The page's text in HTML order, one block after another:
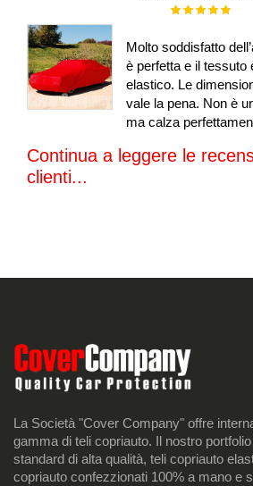
Rating:
Molto soddisfatto
è perfetta e il tessuto
elastico. Le
vale la pena. Non è
ma calza
Continua a leggere le
clienti...
La Società "Cover Company" offre
gamma di teli copriauto. Il nostro
standard di alta qualità, teli copriauto
copriauto confezzionati 100% a mano e